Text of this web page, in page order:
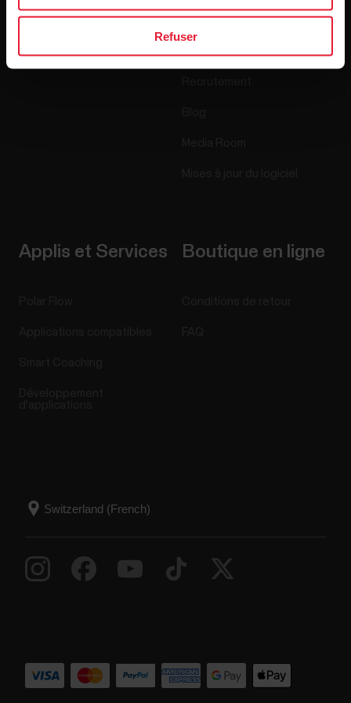
Refuser
Capteurs
Accessoires
Science
Polar for Business
Applis et Services Boutique en ligne